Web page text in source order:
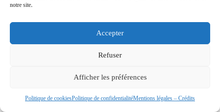
notre site.
Accepter
Refuser
Afficher les préférences
Politique de cookiesPolitique de confidentialitéMentions légales – Crédits